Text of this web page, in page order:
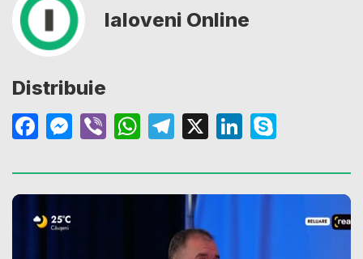
Ialoveni Online
Distribuie
Facebook
Messenger
ViberWhatsApp
Telegram
X LinkedIn